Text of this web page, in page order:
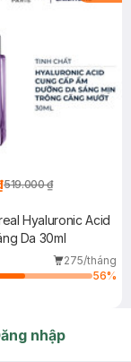
519.000 ₫
Hyaluronic Acid
Da 30ml
275/tháng
56%
nhập